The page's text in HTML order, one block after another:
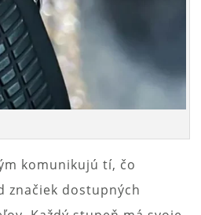
komunikujú tí, čo
značiek dostupných